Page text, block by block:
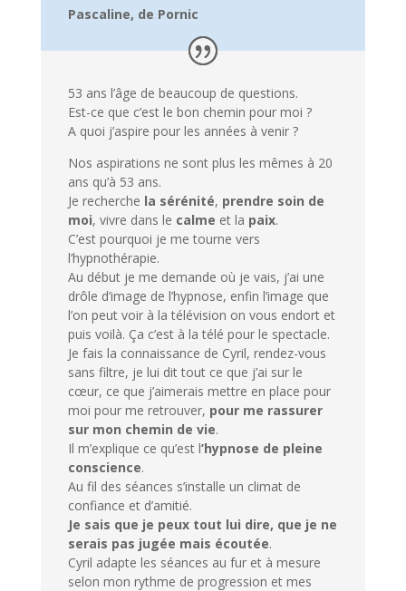
Pascaline, de Pornic
53 ans l’âge de beaucoup de questions.
Est-ce que c’est le bon chemin pour moi ?
A quoi j’aspire pour les années à venir ?
Nos aspirations ne sont plus les mêmes à 20
ans qu’à 53 ans.
Je recherche la sérénité, prendre soin de
moi, vivre dans le calme et la paix.
C’est pourquoi je me tourne vers
l’hypnothérapie.
Au début je me demande où je vais, j’ai une
drôle d’image de l’hypnose, enfin l’image que
l’on peut voir à la télévision on vous endort et
puis voilà. Ça c’est à la télé pour le spectacle.
Je fais la connaissance de Cyril, rendez-vous
sans filtre, je lui dit tout ce que j’ai sur le
cœur, ce que j’aimerais mettre en place pour
moi pour me retrouver, pour me rassurer
sur mon chemin de vie.
Il m’explique ce qu’est l’hypnose de pleine
conscience.
Au fil des séances s’installe un climat de
confiance et d’amitié.
Je sais que je peux tout lui dire, que je ne
serais pas jugée mais écoutée.
Cyril adapte les séances au fur et à mesure
selon mon rythme de progression et mes